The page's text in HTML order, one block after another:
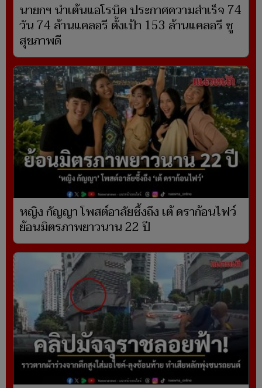
นายกฯ นำเต้นแอโรบิค ประกาศความสำเร็จ 74
วัน 74 ล้านแคลอรี ตั้งเป้า 153 ล้านแคลอรี ชู
สุขภาพดี
หญิง กัญญา โพสต์อาลัยซึ้งถึง เต้ ดราก้อนไฟว์
ย้อนมิตรภาพยาวนาน 22 ปี